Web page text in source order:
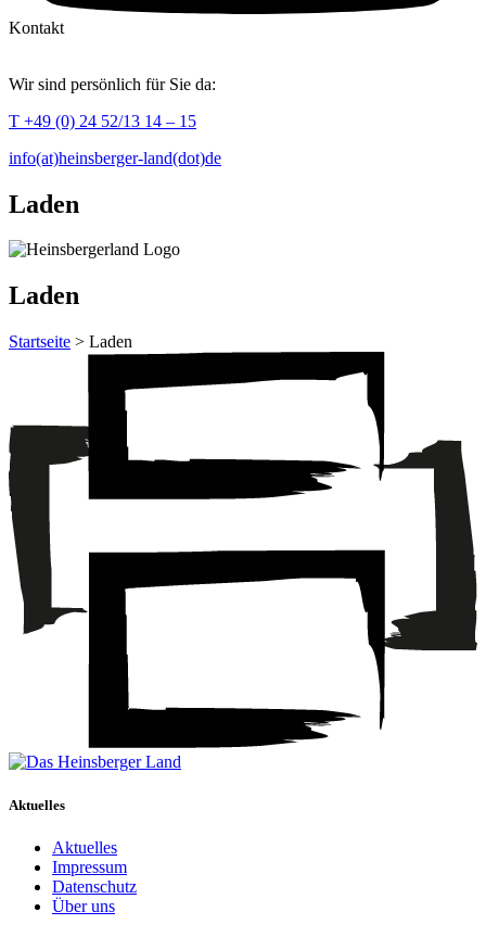
Kontakt
Wir sind persönlich für Sie da:
T +49 (0) 24 52/13 14 – 15
info(at)heinsberger-land(dot)de
Laden
Laden
Startseite > Laden
Aktuelles
Aktuelles
Impressum
Datenschutz
Über uns